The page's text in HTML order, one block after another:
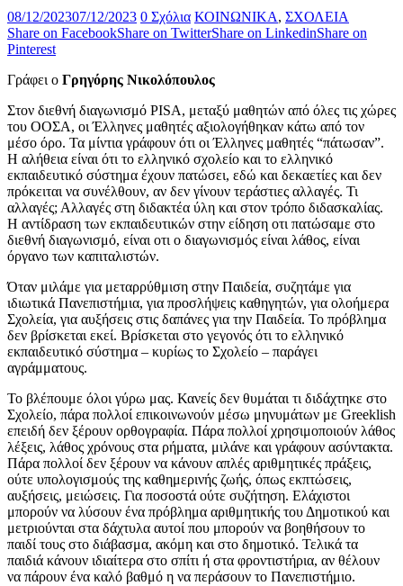
08/12/202307/12/2023 0 Σχόλια ΚΟΙΝΩΝΙΚΑ, ΣΧΟΛΕΙΑ
Share on FacebookShare on TwitterShare on LinkedinShare on
Pinterest
Γράφει ο Γρηγόρης Νικολόπουλος
Στον διεθνή διαγωνισμό PISA, μεταξύ μαθητών από όλες τις χώρες
του ΟΟΣΑ, οι Έλληνες μαθητές αξιολογήθηκαν κάτω από τον
μέσο όρο. Τα μίντια γράφουν ότι οι Έλληνες μαθητές “πάτωσαν”.
Η αλήθεια είναι ότι το ελληνικό σχολείο και το ελληνικό
εκπαιδευτικό σύστημα έχουν πατώσει, εδώ και δεκαετίες και δεν
πρόκειται να συνέλθουν, αν δεν γίνουν τεράστιες αλλαγές. Τι
αλλαγές; Αλλαγές στη διδακτέα ύλη και στον τρόπο διδασκαλίας.
Η αντίδραση των εκπαιδευτικών στην είδηση οτι πατώσαμε στο
διεθνή διαγωνισμό, είναι οτι ο διαγωνισμός είναι λάθος, είναι
όργανο των καπιταλιστών.
Όταν μιλάμε για μεταρρύθμιση στην Παιδεία, συζητάμε για
ιδιωτικά Πανεπιστήμια, για προσλήψεις καθηγητών, για ολοήμερα
Σχολεία, για αυξήσεις στις δαπάνες για την Παιδεία. Το πρόβλημα
δεν βρίσκεται εκεί. Βρίσκεται στο γεγονός ότι το ελληνικό
εκπαιδευτικό σύστημα – κυρίως το Σχολείο – παράγει
αγράμματους.
Το βλέπουμε όλοι γύρω μας. Κανείς δεν θυμάται τι διδάχτηκε στο
Σχολείο, πάρα πολλοί επικοινωνούν μέσω μηνυμάτων με Greeklish
επειδή δεν ξέρουν ορθογραφία. Πάρα πολλοί χρησιμοποιούν λάθος
λέξεις, λάθος χρόνους στα ρήματα, μιλάνε και γράφουν ασύντακτα.
Πάρα πολλοί δεν ξέρουν να κάνουν απλές αριθμητικές πράξεις,
ούτε υπολογισμούς της καθημερινής ζωής, όπως εκπτώσεις,
αυξήσεις, μειώσεις. Για ποσοστά ούτε συζήτηση. Ελάχιστοι
μπορούν να λύσουν ένα πρόβλημα αριθμητικής του Δημοτικού και
μετριούνται στα δάχτυλα αυτοί που μπορούν να βοηθήσουν το
παιδί τους στο διάβασμα, ακόμη και στο δημοτικό. Τελικά τα
παιδιά κάνουν ιδιαίτερα στο σπίτι ή στα φροντιστήρια, αν θέλουν
να πάρουν ένα καλό βαθμό η να περάσουν το Πανεπιστήμιο.